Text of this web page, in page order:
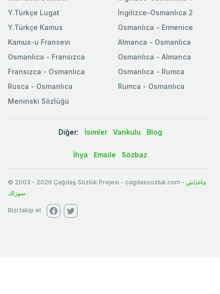
Y.Türkçe Lugat
Y.Türkçe Kamus
İngilizce-Osmanlıca 2
Osmanlıca - Ermenice
Kamus-u Fransevi
Osmanlica - Fransızca
Fransızca - Osmanlıca
Rusca - Osmanlıca
Meninski Sözlüğü
Almanca - Osmanlıca
Osmanlıca - Almanca
Osmanlıca - Rumca
Rumca - Osmanlıca
Diğer: İsimler Vankulu Blog
İhya Emsile Sözbaz
© 2003 - 2026 Çağdaş Sözlük Projesi - cagdassozluk.com - چاغداش
سوزلك .
Bizi takip et